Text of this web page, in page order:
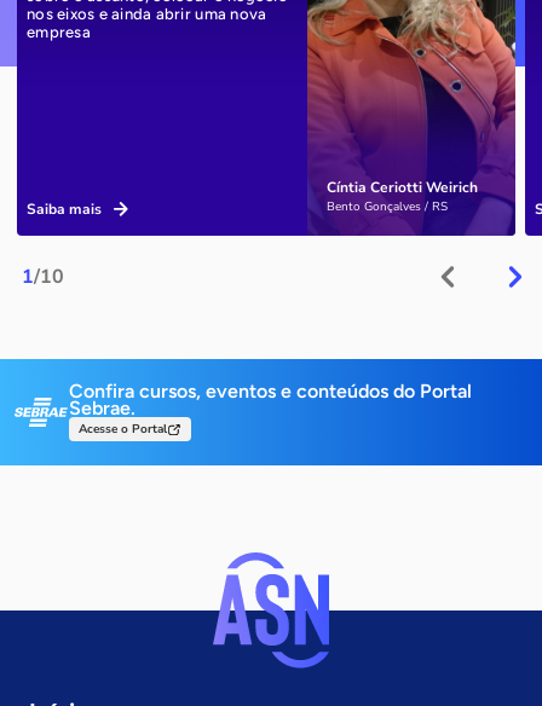
1/10
Cíntia Ceriotti Weirich
Bento Gonçalves / RS
nos eixos e ainda abrir uma nova
empresa
Saiba mais
Confira cursos, eventos e conteúdos do Portal
Sebrae.
Acesse o Portal